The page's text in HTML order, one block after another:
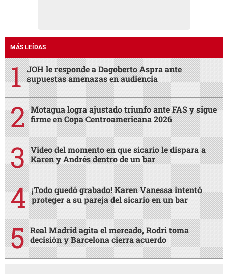
MÁS LEÍDAS
JOH le responde a Dagoberto Aspra ante
supuestas amenazas en audiencia
Motagua logra ajustado triunfo ante FAS y sigue
firme en Copa Centroamericana 2026
Video del momento en que sicario le dispara a
Karen y Andrés dentro de un bar
¡Todo quedó grabado! Karen Vanessa intentó
proteger a su pareja del sicario en un bar
Real Madrid agita el mercado, Rodri toma
decisión y Barcelona cierra acuerdo